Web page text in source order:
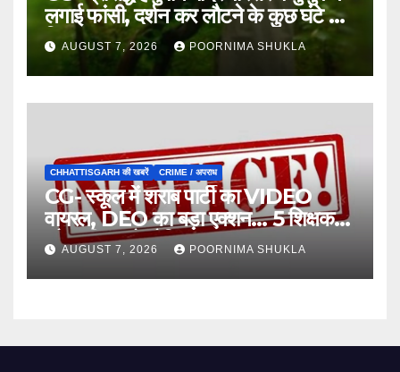
लगाई फांसी, दर्शन कर लौटने के कुछ घंटे बाद
मिला शव…
AUGUST 7, 2026 POORNIMA SHUKLA
CHHATTISGARH की खबरें CRIME / अपराध
CG- स्कूल में शराब पार्टी का VIDEO
वायरल, DEO का बड़ा एक्शन… 5 शिक्षक
और स्वीपर को नोटिस…
AUGUST 7, 2026 POORNIMA SHUKLA